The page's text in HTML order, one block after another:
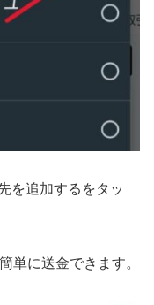
を追加するをタッ
単に送金できます。